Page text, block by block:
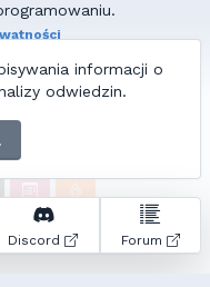
informacji o
odwiedzin.
Discord Forum
materiałów bez zgody
NA: